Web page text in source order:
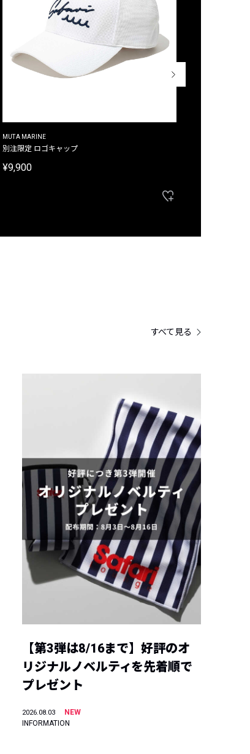
MUTA MARINE
別注限定 ロゴキャップ
¥9,900
すべて見る
【第3弾は8/16まで】好評のオ
リジナルノベルティを先着順で
プレゼント
2026.08.03
NEW
INFORMATION